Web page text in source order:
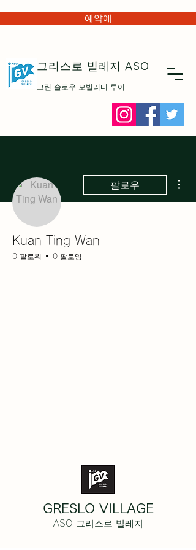
그리스로 빌레지 ASO
그린 슬로우 모빌리티 투어
예약에
팔로우
Kuan Ting Wan
0 팔로워 0 팔로잉
GRESLO VILLAGE
ASO 그리스로 빌레지